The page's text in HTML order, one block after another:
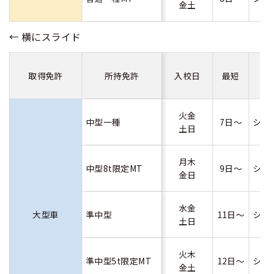
金土
取得免許 所持免許 入校日 最短
大型車
中型一種
火金
土日
7日～ シ
中型8t限定MT
月木
金日
9日～ シ
準中型
水金
土日
11日～ シ
準中型5t限定MT
火木
金土
12日～ シ